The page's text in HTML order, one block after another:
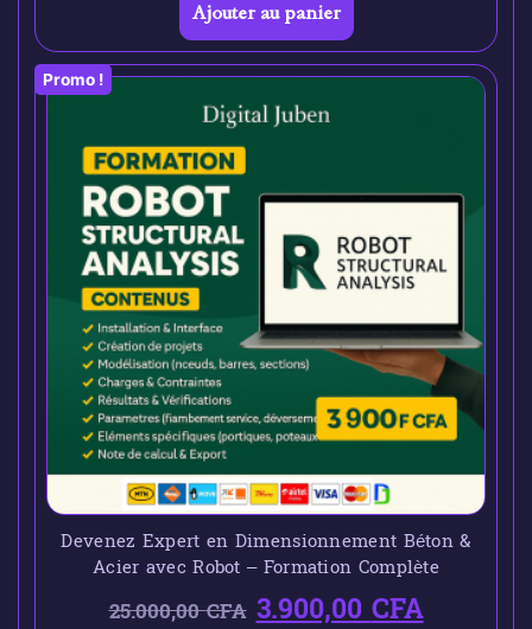
Ajouter au panier
Promo !
Devenez Expert en Dimensionnement Béton &
Acier avec Robot – Formation Complète
25.000,00CFA 3.900,00CFA